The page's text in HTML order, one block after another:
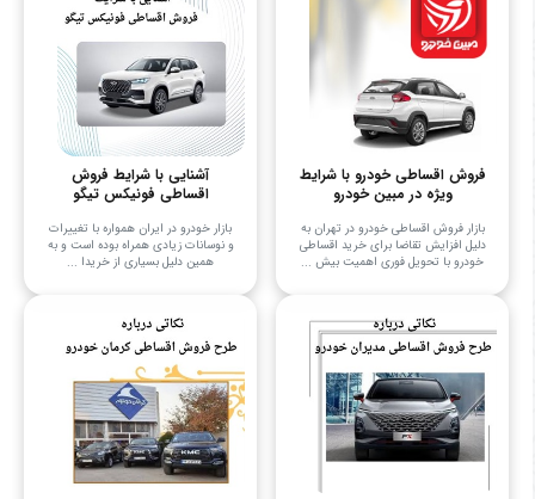
فروش اقساطی خودرو با شرایط
ویژه در مبین خودرو
بازار فروش اقساطی خودرو در تهران به
دلیل افزایش تقاضا برای خرید اقساطی
خودرو با تحویل فوری اهمیت بیش ...
آشنایی با شرایط فروش
اقساطی فونیکس تیگو
بازار خودرو در ایران همواره با تغییرات
و نوسانات زیادی همراه بوده است و به
همین دلیل بسیاری از خریدا ...